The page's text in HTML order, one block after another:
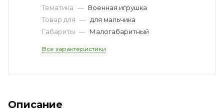
Тематика — Военная игрушка
Товар для — для мальчика
Габариты — Малогабаритный
Все характеристики
Описание